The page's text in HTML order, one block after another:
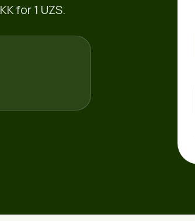
for 1 UZS.